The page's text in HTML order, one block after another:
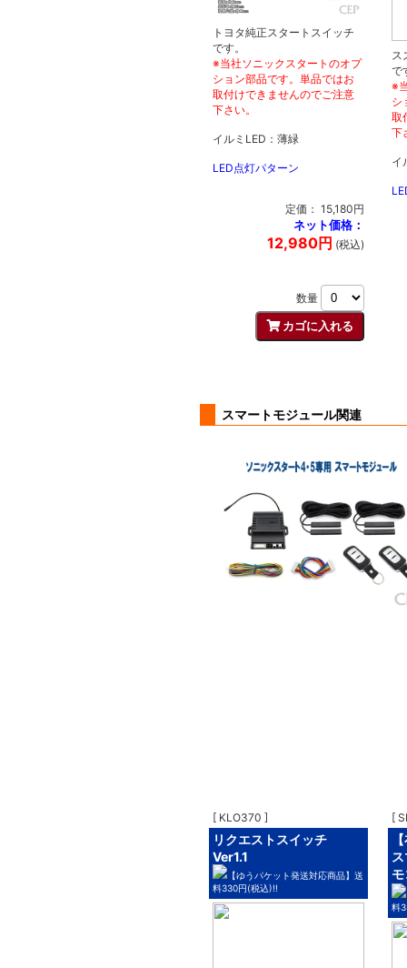
トヨタ純正スタートスイッチ
です。
※当社ソニックスタートのオプ
ション部品です。単品ではお
取付けできませんのでご注意
下さい。
イルミLED：薄緑
LED点灯パターン
定価： 15,180円
ネット価格：
12,980円 (税込)
数量
ス
で
※
シ
取
下
イ
スマートモジュール関連
[ KLO370 ]
リクエストスイッチ
Ver1.1
【ゆうパケット発送対応商品】送
料330円(税込)!!
[
料